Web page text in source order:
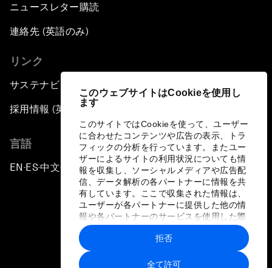
このウェブサイトはCookieを使用し
ます
このサイトではCookieを使って、ユーザー
に合わせたコンテンツや広告の表示、トラ
フィックの分析を行っています。またユー
ザーによるサイトの利用状況についても情
報を収集し、ソーシャルメディアや広告配
信、データ解析の各パートナーに情報を共
有しています。ここで収集された情報は、
ユーザーが各パートナーに提供した他の情
報や各パートナーのサービスを使用した際
に収集された情報と組み合わされ、各パー
トナーによって使用されることがありま
す。
全て許可
拒否
ニュースレター購読
連絡先 (英語のみ)
リンク
サステナビリティへの取り組み
採用情報 (英語のみ)
言語
EN ▪ES▪中文▪ 日本語
プライバシーポリシーと利用規約